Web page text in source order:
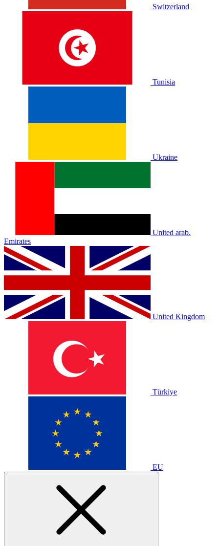
Switzerland
Tunisia
Ukraine
United arab.
Emirates
United Kingdom
Türkiye
EU